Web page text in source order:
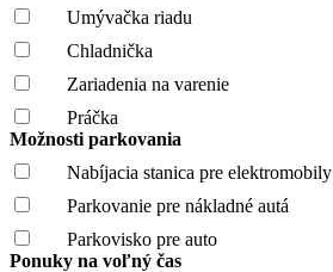
Umývačka riadu
Chladnička
Zariadenia na varenie
Práčka
Možnosti parkovania
Nabíjacia stanica pre elektromobily
Parkovanie pre nákladné autá
Parkovisko pre auto
Ponuky na voľný čas